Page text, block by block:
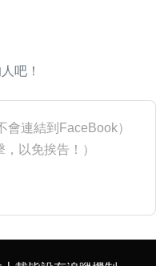
吧！
會連結到FaceBook）
以免挨告！）